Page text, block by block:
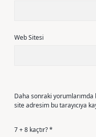
Web Sitesi
Daha sonraki yorumlarımda
site adresim bu tarayıcıya
7 + 8 kaçtır?*